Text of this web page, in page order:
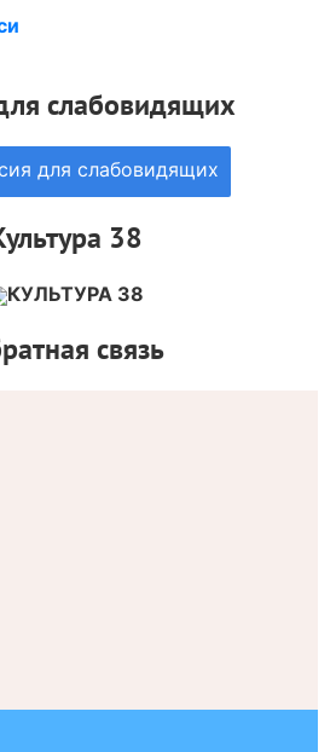
слабовидящих
для слабовидящих
38
КУЛЬТУРА 38
связь